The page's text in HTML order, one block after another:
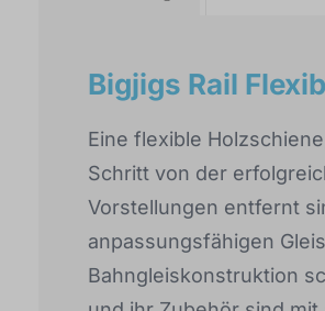
Bigjigs Rail
Eine flexible
Schritt von der
Vorstellungen entfernt
anpassungsfähigen
Bahngleiskonstruktion